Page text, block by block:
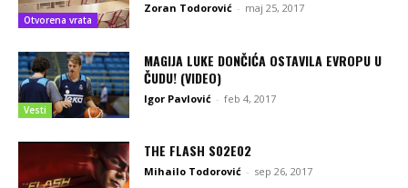
Otvorena vrata
Zoran Todorović - maj 25, 2017
Vesti
MAGIJA LUKE DONČIĆA OSTAVILA EVROPU U
ČUDU! (VIDEO)
Igor Pavlović - feb 4, 2017
THE FLASH S02E02
Mihailo Todorović - sep 26, 2017